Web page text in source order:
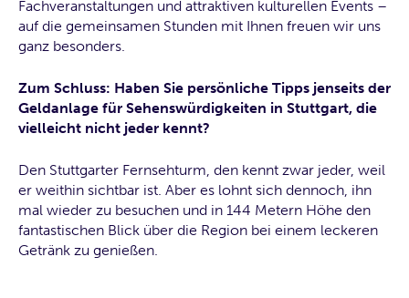
Fachveranstaltungen und attraktiven kulturellen Events –
auf die gemeinsamen Stunden mit Ihnen freuen wir uns
ganz besonders.
Zum Schluss: Haben Sie persönliche Tipps jenseits der
Geldanlage für Sehenswürdigkeiten in Stuttgart, die
vielleicht nicht jeder kennt?
Den Stuttgarter Fernsehturm, den kennt zwar jeder, weil
er weithin sichtbar ist. Aber es lohnt sich dennoch, ihn
mal wieder zu besuchen und in 144 Metern Höhe den
fantastischen Blick über die Region bei einem leckeren
Getränk zu genießen.